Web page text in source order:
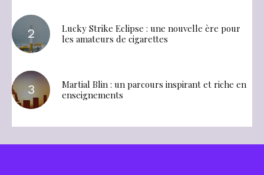
Lucky Strike Eclipse : une nouvelle ère pour
les amateurs de cigarettes
Martial Blin : un parcours inspirant et riche en
enseignements